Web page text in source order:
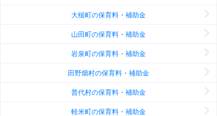
大槌町の保育料・補助金
山田町の保育料・補助金
岩泉町の保育料・補助金
田野畑村の保育料・補助金
普代村の保育料・補助金
軽米町の保育料・補助金